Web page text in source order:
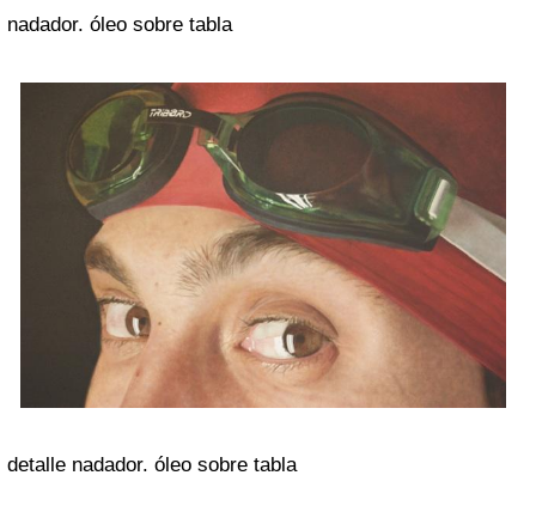
nadador. óleo sobre tabla
detalle nadador. óleo sobre tabla